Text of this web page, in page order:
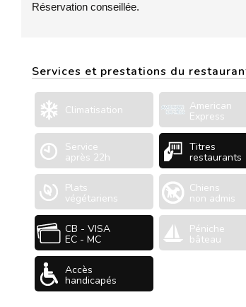
Réservation conseillée.
Services et prestations du
Climatisation American
Express
Service
après 22h
Titres
restaurants
Plats
végétariens
Chiens
non admis
CB - VISA
EC - MC
Péniche
bâteau
Accès
handicapés